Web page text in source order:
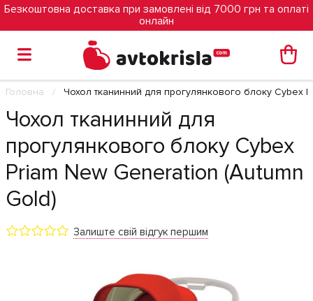
Безкоштовна доставка при замовлені від 7000 грн та оплаті
онлайн
Головна Чохол тканинний для прогулянкового блоку Cybex
Чохол тканинний для
прогулянкового блоку Cybex
Priam New Generation (Autumn
Gold)
Залиште свій відгук першим